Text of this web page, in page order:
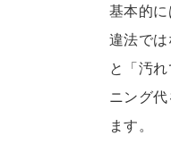
基本的
違法で
と「汚
ニング
ます。